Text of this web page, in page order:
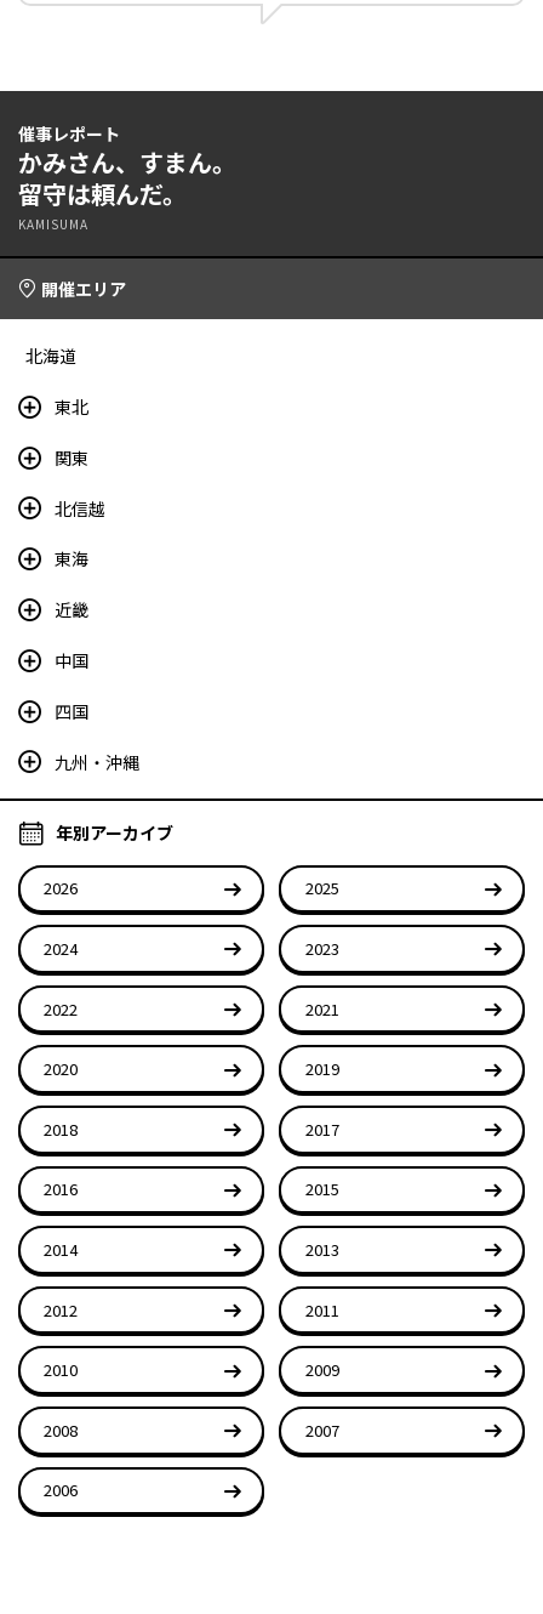
催事レポート
かみさん、すまん。
留守は頼んだ。
KAMISUMA
開催エリア
北海道
東北
関東
北信越
東海
近畿
中国
四国
九州・沖縄
年別アーカイブ
2026 2025
2024 2023
2022 2021
2020 2019
2018 2017
2016 2015
2014 2013
2012 2011
2010 2009
2008 2007
2006